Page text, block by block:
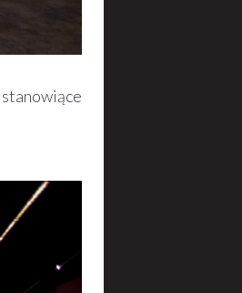
stanowiące